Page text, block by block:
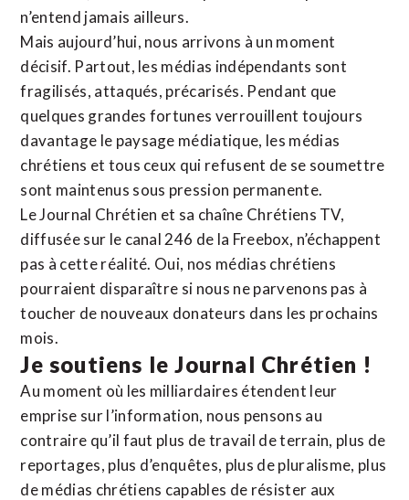
n’entend jamais ailleurs.
Mais aujourd’hui, nous arrivons à un moment
décisif. Partout, les médias indépendants sont
fragilisés, attaqués, précarisés. Pendant que
quelques grandes fortunes verrouillent toujours
davantage le paysage médiatique, les médias
chrétiens et tous ceux qui refusent de se soumettre
sont maintenus sous pression permanente.
Le Journal Chrétien et sa chaîne Chrétiens TV,
diffusée sur le canal 246 de la Freebox, n’échappent
pas à cette réalité. Oui, nos médias chrétiens
pourraient disparaître si nous ne parvenons pas à
toucher de nouveaux donateurs dans les prochains
mois.
Je soutiens le Journal Chrétien !
Au moment où les milliardaires étendent leur
emprise sur l’information, nous pensons au
contraire qu’il faut plus de travail de terrain, plus de
reportages, plus d’enquêtes, plus de pluralisme, plus
de médias chrétiens capables de résister aux